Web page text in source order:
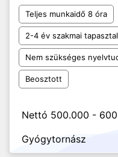
Teljes munkaidő 8 óra
2-4 év szakmai
Nem szükséges
Beosztott
Nettó 500.000 -
Gyógytornász